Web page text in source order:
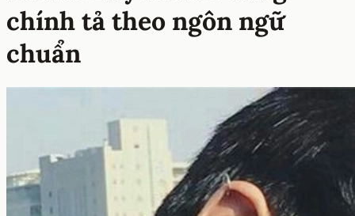
chính tả theo ngôn ngữ
chuẩn